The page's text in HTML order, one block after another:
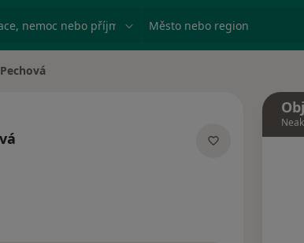
nemoc nebo příjmení Město nebo region